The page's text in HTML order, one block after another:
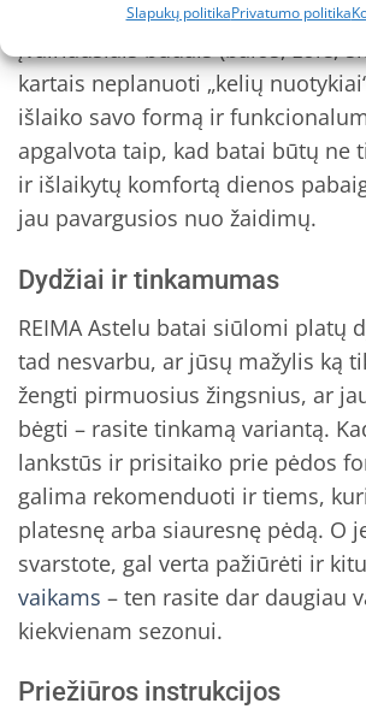
Slapukų politikaPrivatumo politika
nėra išimtis. Nors vaikai mėgsta
įvairiausiais būdais (balos, žolė,
kartais neplanuoti „kelių
išlaiko savo formą ir
apgalvota taip, kad batai būtų ne
ir išlaikytų komfortą dienos
jau pavargusios nuo žaidimų.
Dydžiai ir tinkamumas
REIMA Astelu batai siūlomi platų
tad nesvarbu, ar jūsų mažylis ką
žengti pirmuosius žingsnius, ar
bėgti – rasite tinkamą variantą.
lankstūs ir prisitaiko prie pėdos
galima rekomenduoti ir tiems,
platesnę arba siauresnę pėdą. O
svarstote, gal verta pažiūrėti ir
vaikams – ten rasite dar daugiau
kiekvienam sezonui.
Priežiūros instrukcijos